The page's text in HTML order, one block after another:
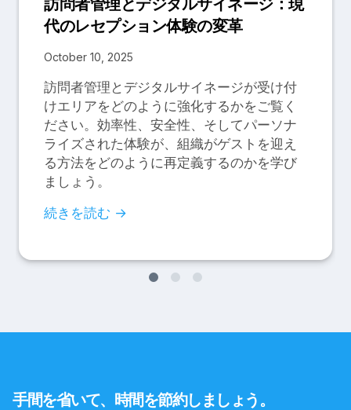
訪問者管理とデジタルサイネージ：現
代のレセプション体験の変革
October 10, 2025
訪問者管理とデジタルサイネージが受け付
けエリアをどのように強化するかをご覧く
ださい。効率性、安全性、そしてパーソナ
ライズされた体験が、組織がゲストを迎え
る方法をどのように再定義するのかを学び
ましょう。
続きを読む →
手間を省いて、時間を節約しましょう。